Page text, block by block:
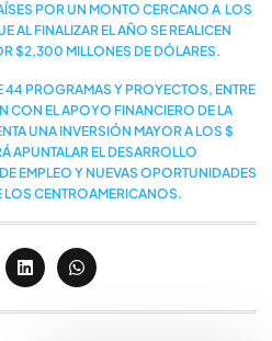
POR UN MONTO CERCANO A LOS
AL FINALIZAR EL AÑO SE REALICEN
$2,300 MILLONES DE DÓLARES.
44 PROGRAMAS Y PROYECTOS, ENTRE
CON EL APOYO FINANCIERO DE LA
UNA INVERSIÓN MAYOR A LOS $
APUNTALAR EL DESARROLLO
EMPLEO Y NUEVAS OPORTUNIDADES
LOS CENTROAMERICANOS.